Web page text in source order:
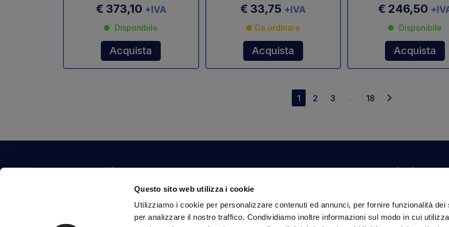
Questo sito web utilizza i cookie
Utilizziamo i cookie per personalizzare contenuti ed annunci, per fornire funzionalità dei
per analizzare il nostro traffico. Condividiamo inoltre informazioni sul modo in cui
€ 373,10 +IVA
Disponibile
Acquista
€ 33,75 +IVA
Da ordinare
Acquista
€ 246,50
Disponibile
Acquista
1 2 3 ... 18
Contattaci Il tuo account
Ordini
Dati personali
Informazioni
Condizioni di vendita
Pagamenti